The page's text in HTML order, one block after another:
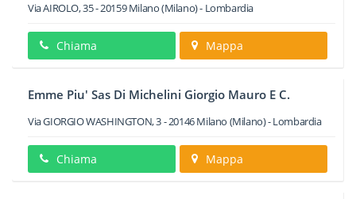
Via AIROLO, 35-20159 Milano(Milano) - Lombardia
Chiama Mappa
Emme Piu' Sas Di Michelini Giorgio Mauro E C.
Via GIORGIO WASHINGTON, 3-20146Milano (Milano) -Lombardia
Chiama Mappa